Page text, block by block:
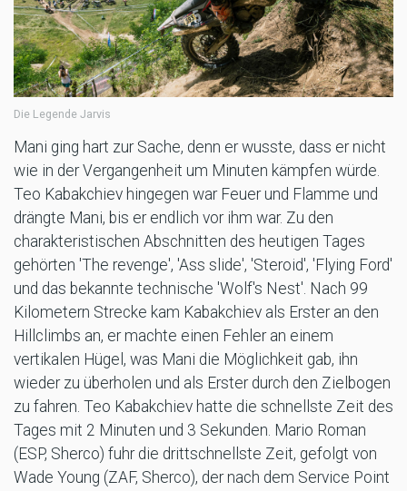
Die Legende Jarvis
Mani ging hart zur Sache, denn er wusste, dass er nicht
wie in der Vergangenheit um Minuten kämpfen würde.
Teo Kabakchiev hingegen war Feuer und Flamme und
drängte Mani, bis er endlich vor ihm war. Zu den
charakteristischen Abschnitten des heutigen Tages
gehörten 'The revenge', 'Ass slide', 'Steroid', 'Flying Ford'
und das bekannte technische 'Wolf's Nest'. Nach 99
Kilometern Strecke kam Kabakchiev als Erster an den
Hillclimbs an, er machte einen Fehler an einem
vertikalen Hügel, was Mani die Möglichkeit gab, ihn
wieder zu überholen und als Erster durch den Zielbogen
zu fahren. Teo Kabakchiev hatte die schnellste Zeit des
Tages mit 2 Minuten und 3 Sekunden. Mario Roman
(ESP, Sherco) fuhr die drittschnellste Zeit, gefolgt von
Wade Young (ZAF, Sherco), der nach dem Service Point